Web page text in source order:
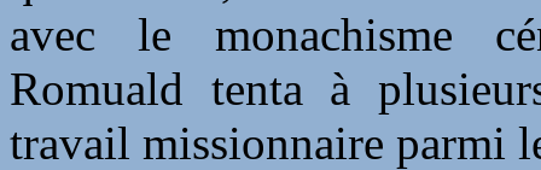
avec le monachisme
Romuald tenta à
travail missionnaire parmi